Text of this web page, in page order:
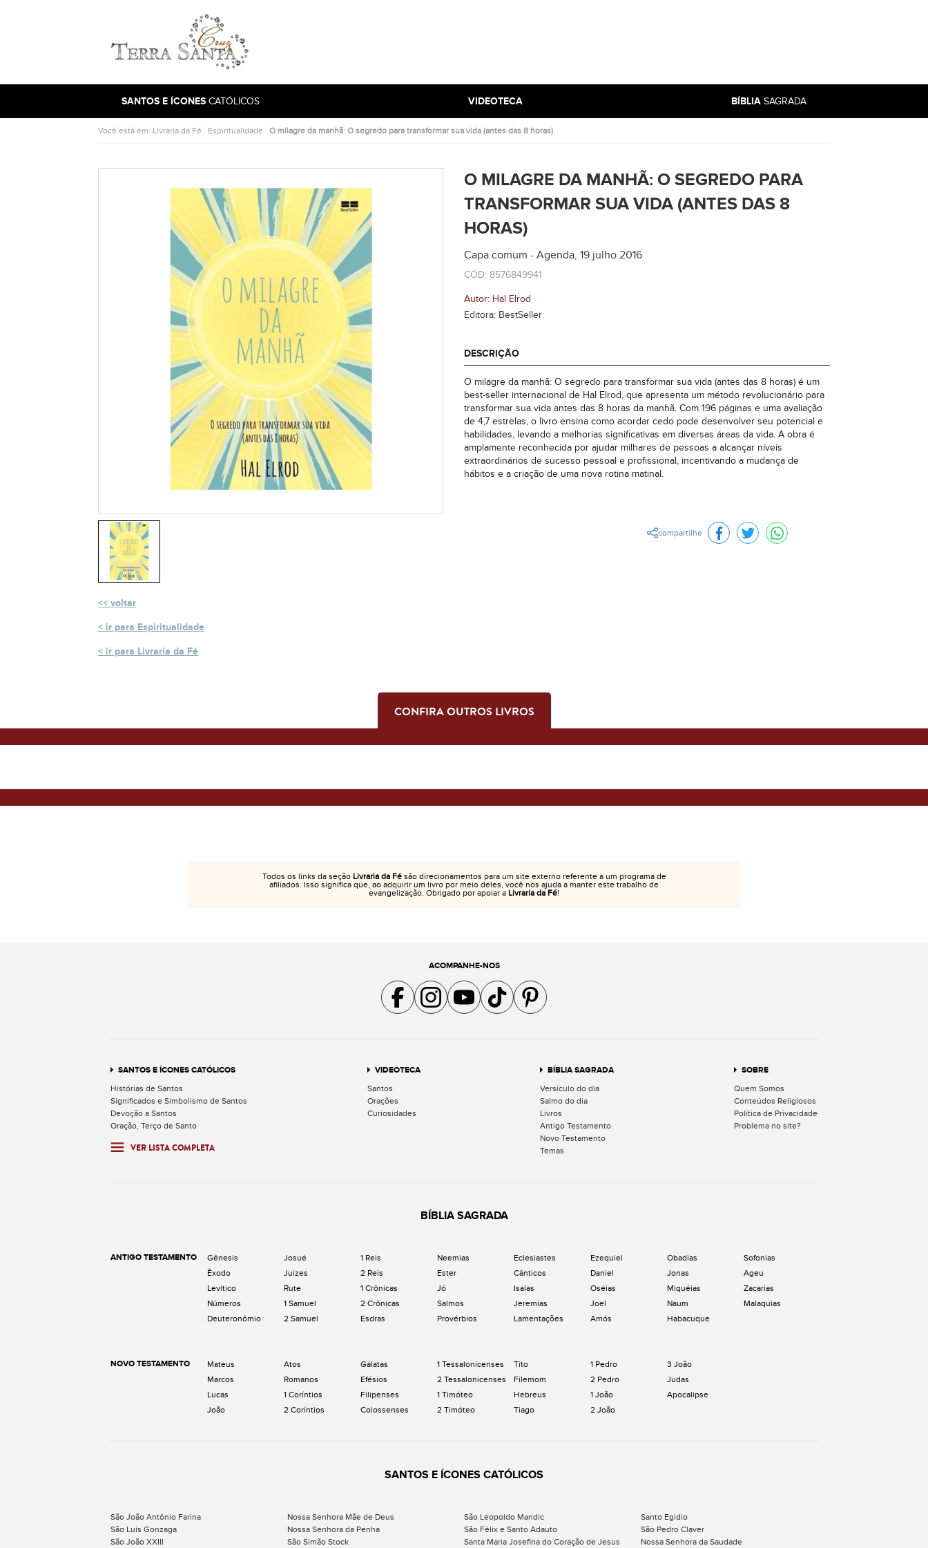
Ir para a página inicial
SANTOS E ÍCONES CATÓLICOS VIDEOTECA BÍBLIA SAGRADA
Você está em: Livraria da Fé . Espiritualidade . O milagre da manhã: O segredo para transformar sua vida (antes das 8 horas)
voltar
ir para Espiritualidade
ir para Livraria da Fé
O MILAGRE DA MANHÃ: O SEGREDO PARA
TRANSFORMAR SUA VIDA (ANTES DAS 8
HORAS)
Capa comum - Agenda, 19 julho 2016
CÓD: 8576849941
Autor: Hal Elrod
Editora: BestSeller
DESCRIÇÃO
O milagre da manhã: O segredo para transformar sua vida (antes das 8 horas) é um
best-seller internacional de Hal Elrod, que apresenta um método revolucionário para
transformar sua vida antes das 8 horas da manhã. Com 196 páginas e uma avaliação
de 4,7 estrelas, o livro ensina como acordar cedo pode desenvolver seu potencial e
habilidades, levando a melhorias significativas em diversas áreas da vida. A obra é
amplamente reconhecida por ajudar milhares de pessoas a alcançar níveis
extraordinários de sucesso pessoal e profissional, incentivando a mudança de
hábitos e a criação de uma nova rotina matinal.
compartilhe
CONFIRA OUTROS LIVROS
Todos os links da seção Livraria da Fésão direcionamentos para um site externo referente a um programa de
afiliados. Isso significa que, ao adquirir um livro por meio deles, você nos ajuda a manter este trabalho de
evangelização. Obrigado por apoiar a Livraria da Fé!
ACOMPANHE-NOS
Acompanhe a gente no Facebook
Acompanhe a gente no Instagram
Acompanhe a gente no YouTube
Acompanhe a gente no TikTok
Acompanhe a gente no Pinterest
SANTOS E ÍCONES CATÓLICOS
Histórias de Santos
Significados e Simbolismo de Santos
Devoção a Santos
Oração, Terço de Santo
VER LISTA COMPLETA
VIDEOTECA
Santos
Orações
Curiosidades
BÍBLIA SAGRADA
Versículo do dia
Salmo do dia
Livros
Antigo Testamento
Novo Testamento
Temas
SOBRE
Quem Somos
Conteúdos Religiosos
Política de Privacidade
Problema no site?
BÍBLIA SAGRADA
ANTIGO TESTAMENTO
Gênesis
Êxodo
Levítico
Números
Deuteronômio
Josué
Juizes
Rute
1 Samuel
2 Samuel
1 Reis
2 Reis
1 Crônicas
2 Crônicas
Esdras
Neemias
Ester
Jó
Salmos
Provérbios
Eclesiastes
Cânticos
Isaías
Jeremias
Lamentações
Ezequiel
Daniel
Oséias
Joel
Amós
Obadias
Jonas
Miquéias
Naum
Habacuque
Sofonias
Ageu
Zacarias
Malaquias
NOVO TESTAMENTO
Mateus
Marcos
Lucas
João
Atos
Romanos
1 Coríntios
2 Coríntios
Gálatas
Efésios
Filipenses
Colossenses
1 Tessalonicenses
2 Tessalonicenses
1 Timóteo
2 Timóteo
Tito
Filemom
Hebreus
Tiago
1 Pedro
2 Pedro
1 João
2 João
3 João
Judas
Apocalipse
SANTOS E ÍCONES CATÓLICOS
São João Antônio Farina Nossa Senhora Mãe de Deus São Leopoldo Mandic
Santo Egidio
São Luís Gonzaga
Nossa Senhora da Penha São Félix e Santo Adauto
São Pedro Claver
São João XXIII
São Simão Stock Santa Maria Josefina do Coração de Jesus Nossa Senhora da Saudade